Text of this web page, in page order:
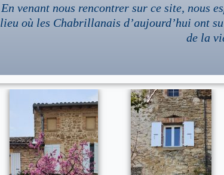
En venant nous rencontrer sur ce site, nous
lieu où les Chabrillanais d’aujourd’hui ont
de la